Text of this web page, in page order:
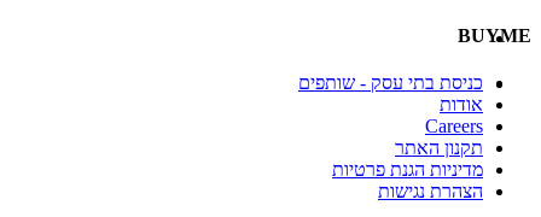
BUYME
כניסת בתי עסק - שותפים
אודות
Careers
תקנון האתר
מדיניות הגנת פרטיות
הצהרת נגישות